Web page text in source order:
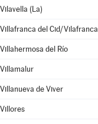
Vilavella (La)
Villafranca del Cid/Vilafranca
Villahermosa del Río
Villamalur
Villanueva de Viver
Villores